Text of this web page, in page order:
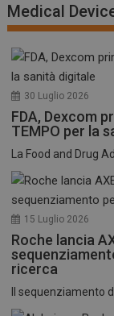
Medical
30 Luglio 2026
FDA, Dexcom
TEMPO per la
La Food and Drug
15 Luglio 2026
Roche lancia
ricerca
Il sequenziamento